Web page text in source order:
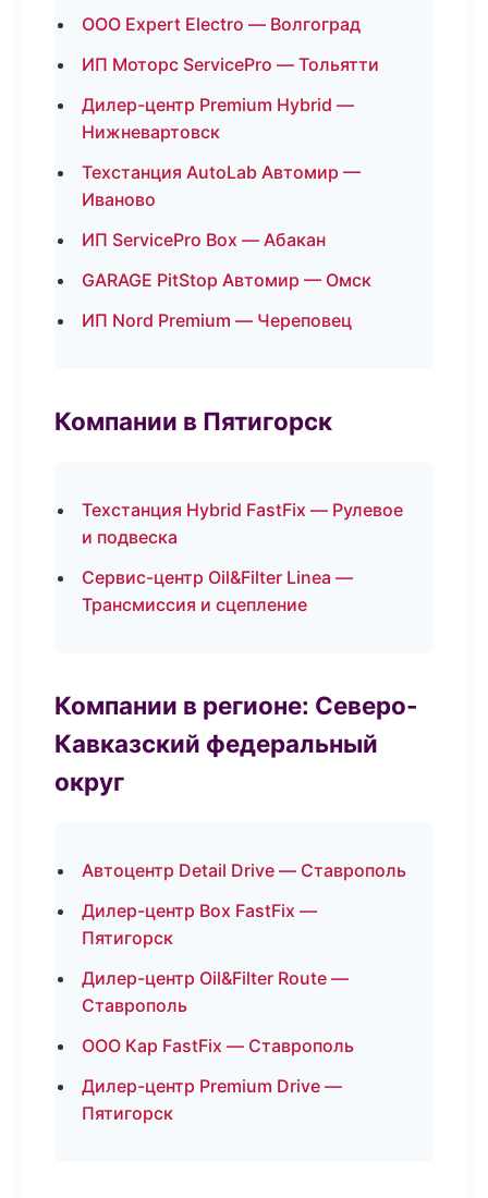
ООО Expert Electro — Волгоград
ИП Моторс ServicePro — Тольятти
Дилер-центр Premium Hybrid —
Нижневартовск
Техстанция AutoLab Автомир —
Иваново
ИП ServicePro Box — Абакан
GARAGE PitStop Автомир — Омск
ИП Nord Premium — Череповец
Компании в Пятигорск
Техстанция Hybrid FastFix — Рулевое
и подвеска
Сервис-центр Oil&Filter Linea —
Трансмиссия и сцепление
Компании в регионе: Северо-
Кавказский федеральный
округ
Автоцентр Detail Drive — Ставрополь
Дилер-центр Box FastFix —
Пятигорск
Дилер-центр Oil&Filter Route —
Ставрополь
ООО Кар FastFix — Ставрополь
Дилер-центр Premium Drive —
Пятигорск